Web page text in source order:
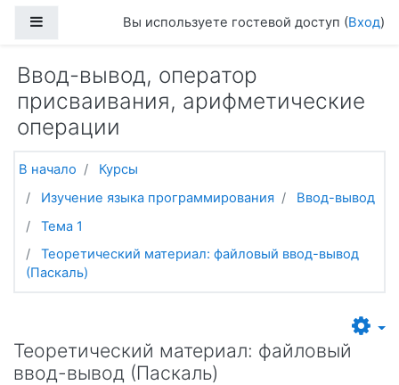
Боковая панельВы используете гостевой доступ (Вход)
Ввод-вывод, оператор
присваивания, арифметические
операции
В начало
Курсы
Изучение языка программирования
Ввод-вывод
Тема 1
Теоретический материал: файловый ввод-вывод
(Паскаль)
Теоретический материал: файловый
ввод-вывод (Паскаль)